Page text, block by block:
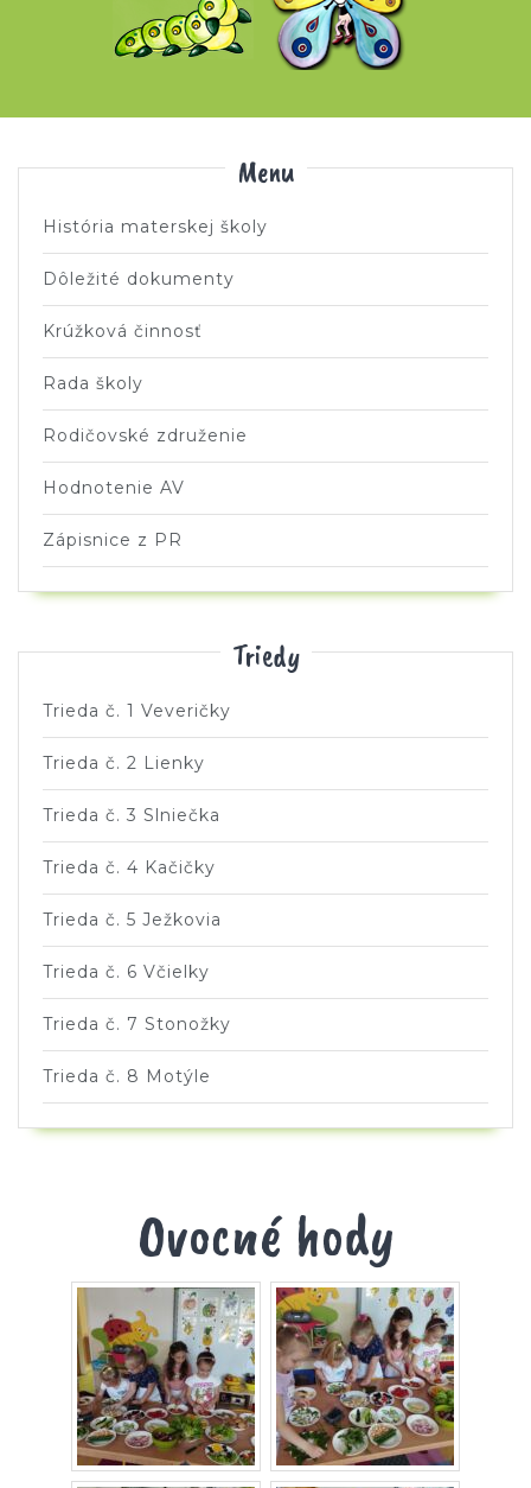
Menu
História materskej školy
Dôležité dokumenty
Krúžková činnosť
Rada školy
Rodičovské združenie
Hodnotenie AV
Zápisnice z PR
Triedy
Trieda č. 1 Veveričky
Trieda č. 2 Lienky
Trieda č. 3 Slniečka
Trieda č. 4 Kačičky
Trieda č. 5 Ježkovia
Trieda č. 6 Včielky
Trieda č. 7 Stonožky
Trieda č. 8 Motýle
Ovocné hody